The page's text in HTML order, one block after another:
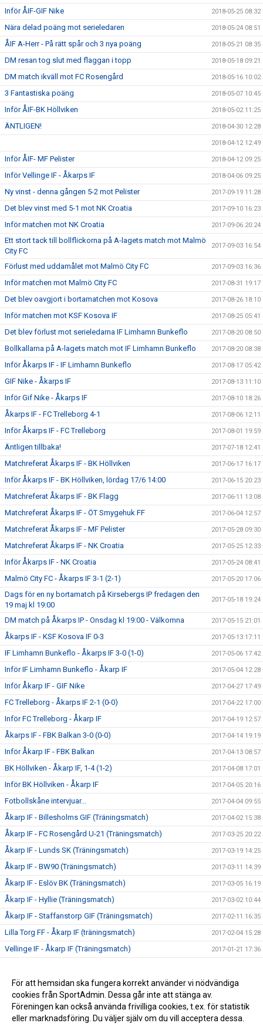
Inför ÅIF-GIF Nike 2018-05-25 08:32
Nära delad poäng mot serieledaren 2018-05-24 08:51
ÅIF A-Herr - På rätt spår och 3 nya poäng 2018-05-21 08:35
DM resan tog slut med flaggan i topp 2018-05-18 09:21
DM match ikväll mot FC Rosengård 2018-05-16 10:02
3 Fantastiska poäng 2018-05-07 10:45
Inför ÅIF-BK Höllviken 2018-05-02 11:25
ÄNTLIGEN! 2018-04-30 12:28
2018-04-12 12:49
Inför ÅIF- MF Pelister 2018-04-12 09:25
Inför Vellinge IF - Åkarps IF 2018-04-06 09:25
Ny vinst - denna gången 5-2 mot Pelister 2017-09-19 11:28
Det blev vinst med 5-1 mot NK Croatia 2017-09-10 16:23
Inför matchen mot NK Croatia 2017-09-06 20:24
Ett stort tack till bollflickorna på A-lagets match mot Malmö
City FC
2017-09-03 16:54
Förlust med uddamålet mot Malmö City FC 2017-09-03 16:36
Inför matchen mot Malmö City FC 2017-08-31 19:17
Det blev oavgjort i bortamatchen mot Kosova 2017-08-26 18:10
Inför matchen mot KSF Kosova IF 2017-08-25 05:41
Det blev förlust mot serieledarna IF Limhamn Bunkeflo 2017-08-20 08:50
Bollkallarna på A-lagets match mot IF Limhamn Bunkeflo 2017-08-20 08:38
Inför Åkarps IF - IF Limhamn Bunkeflo 2017-08-17 05:42
GIF Nike - Åkarps IF 2017-08-13 11:10
Inför Gif Nike - Åkarps IF 2017-08-10 18:26
Åkarps IF - FC Trelleborg 4-1 2017-08-06 12:11
Inför Åkarps IF - FC Trelleborg 2017-08-01 19:59
Äntligen tillbaka! 2017-07-18 12:41
Matchreferat Åkarps IF - BK Höllviken 2017-06-17 16:17
Inför Åkarps IF - BK Höllviken, lördag 17/6 14:00 2017-06-15 20:23
Matchreferat Åkarps IF - BK Flagg 2017-06-11 13:08
Matchreferat Åkarps IF - ÖT Smygehuk FF 2017-06-04 12:57
Matchreferat Åkarps IF - MF Pelister 2017-05-28 09:30
Matchreferat Åkarps IF - NK Croatia 2017-05-25 12:33
Inför Åkarps IF - NK Croatia 2017-05-24 08:41
Malmö City FC - Åkarps IF 3-1 (2-1) 2017-05-20 17:06
Dags för en ny bortamatch på Kirsebergs IP fredagen den
19 maj kl 19:00
2017-05-18 19:24
DM match på Åkarps IP - Onsdag kl 19:00 - Välkomna 2017-05-15 21:01
Åkarps IF - KSF Kosova IF 0-3 2017-05-13 17:11
IF Limhamn Bunkeflo - Åkarps IF 3-0 (1-0) 2017-05-06 17:42
Inför IF Limhamn Bunkeflo - Åkarp IF 2017-05-04 12:28
Inför Åkarp IF - GIF Nike 2017-04-27 17:49
FC Trelleborg - Åkarps IF 2-1 (0-0) 2017-04-22 17:00
Inför FC Trelleborg - Åkarp IF 2017-04-19 12:57
Åkarps IF - FBK Balkan 3-0 (0-0) 2017-04-14 19:19
Inför Åkarp IF - FBK Balkan 2017-04-13 08:57
BK Höllviken - Åkarp IF, 1-4 (1-2) 2017-04-08 17:01
Inför BK Höllviken - Åkarp IF 2017-04-05 20:16
Fotbollskåne intervjuar... 2017-04-04 09:55
Åkarp IF - Billesholms GIF (Träningsmatch) 2017-04-02 15:38
Åkarp IF - FC Rosengård U-21 (Träningsmatch) 2017-03-25 20:22
Åkarp IF - Lunds SK (Träningsmatch) 2017-03-19 14:25
Åkarp IF - BW90 (Träningsmatch) 2017-03-11 14:39
Åkarp IF - Eslöv BK (Träningsmatch) 2017-03-05 16:19
Åkarp IF - Hyllie (Träningsmatch) 2017-03-02 10:44
Åkarp IF - Staffanstorp GIF (Träningsmatch) 2017-02-11 16:35
Lilla Torg FF - Åkarp IF (träningsmatch) 2017-02-04 15:28
Vellinge IF - Åkarp IF (Träningsmatch) 2017-01-21 17:36
Försäsongsträning 2016-12-06 21:25
Definitiv seriesammansättning 2016-11-22 21:42
För att hemsidan ska fungera korrekt använder vi nödvändiga
cookies från SportAdmin. Dessa går inte att stänga av.
Föreningen kan också använda frivilliga cookies, t.ex. för statistik
eller marknadsföring. Du väljer själv om du vill acceptera dessa.